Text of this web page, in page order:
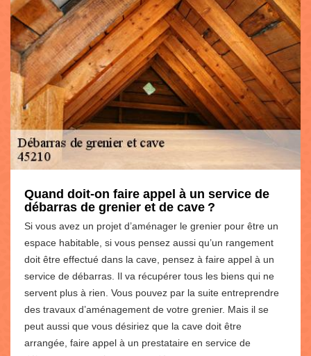
Quand doit-on faire appel à un service de
débarras de grenier et de cave ?
Si vous avez un projet d’aménager le grenier pour être un
espace habitable, si vous pensez aussi qu’un rangement
doit être effectué dans la cave, pensez à faire appel à un
service de débarras. Il va récupérer tous les biens qui ne
servent plus à rien. Vous pouvez par la suite entreprendre
des travaux d’aménagement de votre grenier. Mais il se
peut aussi que vous désiriez que la cave doit être
arrangée, faire appel à un prestataire en service de